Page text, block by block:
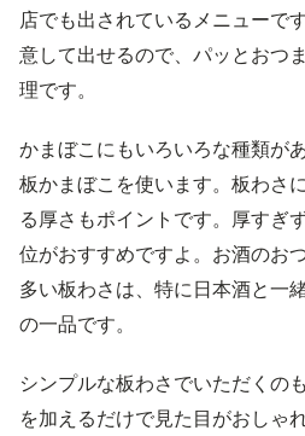
店でも出されているメニューで
意して出せるので、パッとおつ
理です。
かまぼこにもいろいろな種類が
板かまぼこを使います。板わさ
る厚さもポイントです。厚すぎ
位がおすすめですよ。お酒のお
多い板わさは、特に日本酒と一
の一品です。
シンプルな板わさでいただくの
を加えるだけで見た目がおしゃ